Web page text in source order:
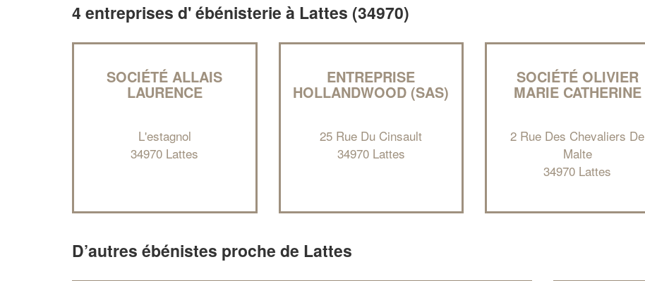
4 entreprises d' ébénisterie à Lattes (34970)
SOCIÉTÉ ALLAIS
LAURENCE
L'estagnol
34970 Lattes
ENTREPRISE
HOLLANDWOOD (SAS)
25 Rue Du Cinsault
34970 Lattes
SOCIÉTÉ OLIVIER
MARIE CATHERINE
2 Rue Des Chevaliers De
Malte
34970 Lattes
D’autres ébénistes proche de Lattes